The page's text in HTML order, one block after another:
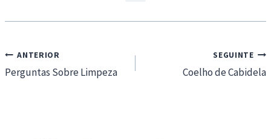
Navegação
de
ANTERIOR
Perguntas Sobre Limpeza
SEGUINTE
Coelho de Cabidela